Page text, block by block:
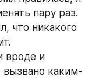
пару раз.
что никакого
вроде и
вызвано каким-